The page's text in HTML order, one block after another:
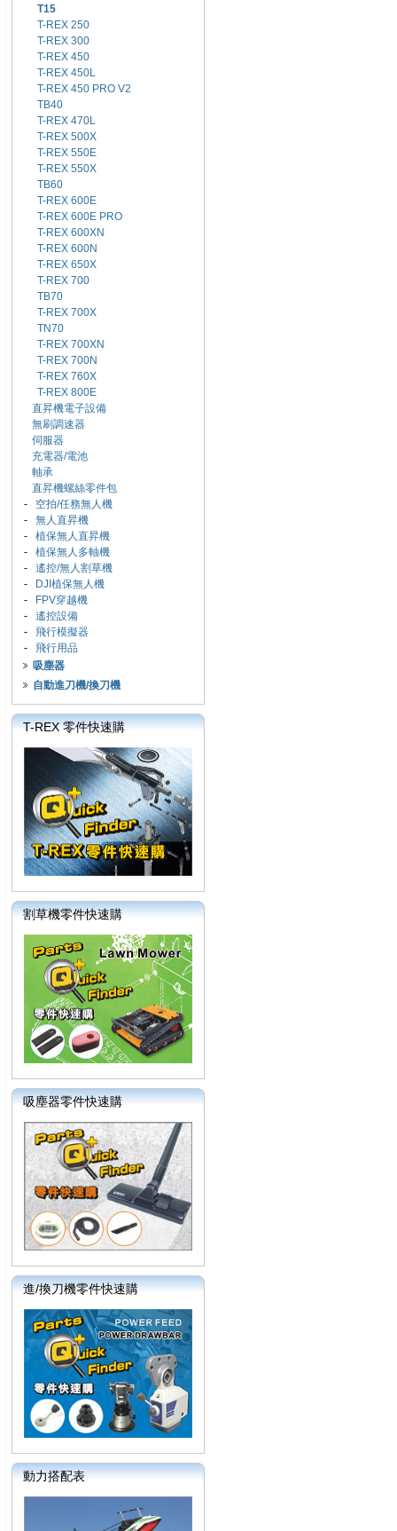
T15
T-REX 250
T-REX 300
T-REX 450
T-REX 450L
T-REX 450 PRO V2
TB40
T-REX 470L
T-REX 500X
T-REX 550E
T-REX 550X
TB60
T-REX 600E
T-REX 600E PRO
T-REX 600XN
T-REX 600N
T-REX 650X
T-REX 700
TB70
T-REX 700X
TN70
T-REX 700XN
T-REX 700N
T-REX 760X
T-REX 800E
直昇機電子設備
無刷調速器
伺服器
充電器/電池
軸承
直昇機螺絲零件包
- 空拍/任務無人機
- 無人直昇機
- 植保無人直昇機
- 植保無人多軸機
- 遙控/無人割草機
-
DJI植保無人機
-
FPV穿越機
- 遙控設備
- 飛行模擬器
- 飛行用品
吸塵器
自動進刀機/換刀機
T-REX 零件快速購
割草機零件快速購
吸塵器零件快速購
進/換刀機零件快速購
動力搭配表